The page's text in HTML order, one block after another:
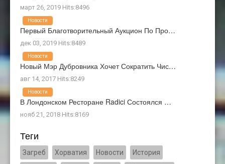
март 26, 2019 Hits:8496
Первый Благотворительный Аукцион По Про…
дек 03, 2019 Hits:8489
Новости
Новый Мэр Дубровника Хочет Сократить Чис…
авг 14, 2017 Hits:8249
Новости
В Лондонском Ресторане Radici Состоялся …
нояб 21, 2018 Hits:8169
Новости
Теги
Загреб Хорватия Новости История